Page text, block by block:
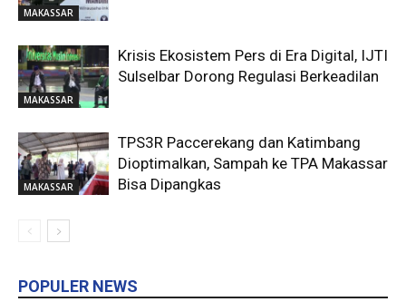
MAKASSAR
MAKASSAR
Krisis Ekosistem Pers di Era Digital, IJTI
Sulselbar Dorong Regulasi Berkeadilan
MAKASSAR
TPS3R Paccerekang dan Katimbang
Dioptimalkan, Sampah ke TPA Makassar
Bisa Dipangkas
POPULER NEWS